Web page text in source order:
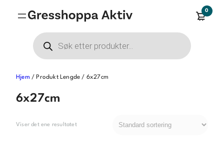
0
Products
search
Hjem / Produkt Lengde / 6x27cm
6x27cm
Viser det ene resultatet